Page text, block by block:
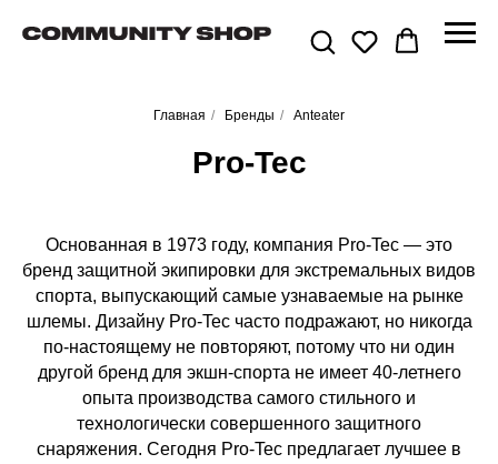
Главная / Бренды / Anteater
Pro-Tec
Основанная в 1973 году, компания Pro-Tec — это
бренд защитной экипировки для экстремальных видов
спорта, выпускающий самые узнаваемые на рынке
шлемы. Дизайну Pro-Tec часто подражают, но никогда
по-настоящему не повторяют, потому что ни один
другой бренд для экшн-спорта не имеет 40-летнего
опыта производства самого стильного и
технологически совершенного защитного
снаряжения. Сегодня Pro-Tec предлагает лучшее в